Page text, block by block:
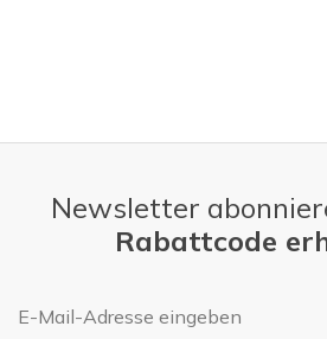
Newsletter
Rabattcode
E-Mail-Adresse